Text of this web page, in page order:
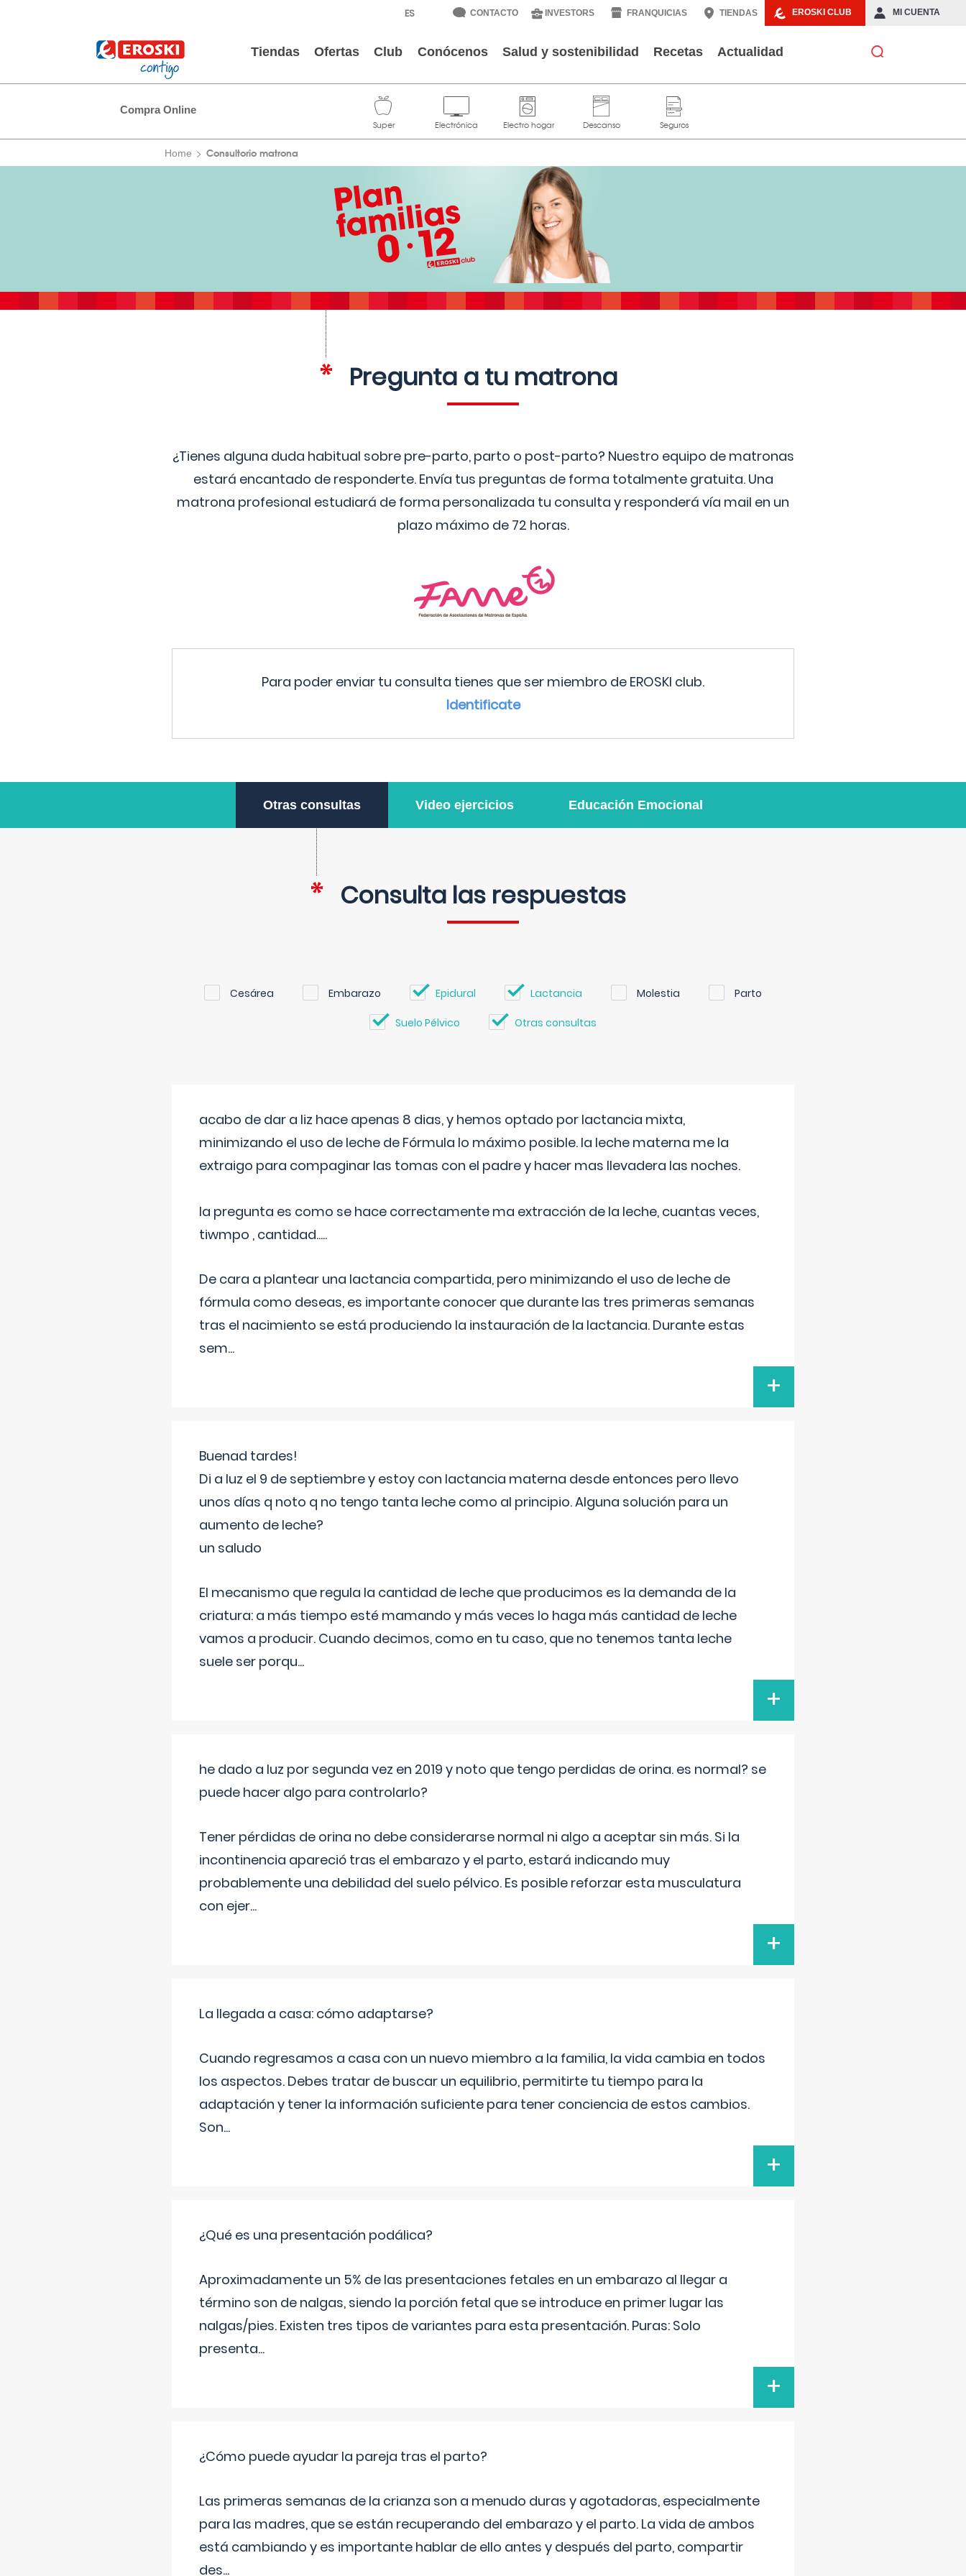
EROSKI CLUB MI CUENTA
CONTACTO INVESTORS FRANQUICIAS TIENDAS
Tiendas Ofertas Club Conócenos Salud y sostenibilidad Recetas Actualidad
Compra Online
Home Consultorio matrona
Pregunta a tu matrona
¿Tienes alguna duda habitual sobre pre-parto, parto o post-parto? Nuestro equipo de matronas
estará encantado de responderte. Envía tus preguntas de forma totalmente gratuita. Una
matrona profesional estudiará de forma personalizada tu consulta y responderá vía mail en un
plazo máximo de 72 horas.
Para poder enviar tu consulta tienes que ser miembro de EROSKI club.
Identificate
Otras consultas Video ejercicios Educación Emocional
Consulta las respuestas
Cesárea Embarazo Epidural Lactancia Molestia Parto
Suelo Pélvico Otras consultas
acabo de dar a liz hace apenas 8 dias, y hemos optado por lactancia mixta,
minimizando el uso de leche de Fórmula lo máximo posible. la leche materna me la
extraigo para compaginar las tomas con el padre y hacer mas llevadera las noches.
la pregunta es como se hace correctamente ma extracción de la leche, cuantas veces,
tiwmpo , cantidad.....
De cara a plantear una lactancia compartida, pero minimizando el uso de leche de
fórmula como deseas, es importante conocer que durante las tres primeras semanas
tras el nacimiento se está produciendo la instauración de la lactancia. Durante estas
sem...
+
Buenad tardes!
Di a luz el 9 de septiembre y estoy con lactancia materna desde entonces pero llevo
unos días q noto q no tengo tanta leche como al principio. Alguna solución para un
aumento de leche?
un saludo
El mecanismo que regula la cantidad de leche que producimos es la demanda de la
criatura: a más tiempo esté mamando y más veces lo haga más cantidad de leche
vamos a producir. Cuando decimos, como en tu caso, que no tenemos tanta leche
suele ser porqu...
+
he dado a luz por segunda vez en 2019 y noto que tengo perdidas de orina. es normal? se
puede hacer algo para controlarlo?
Tener pérdidas de orina no debe considerarse normal ni algo a aceptar sin más. Si la
incontinencia apareció tras el embarazo y el parto, estará indicando muy
probablemente una debilidad del suelo pélvico. Es posible reforzar esta musculatura
con ejer...
+
La llegada a casa: cómo adaptarse?
Cuando regresamos a casa con un nuevo miembro a la familia, la vida cambia en todos
los aspectos. Debes tratar de buscar un equilibrio, permitirte tu tiempo para la
adaptación y tener la información suficiente para tener conciencia de estos cambios.
Son...
+
¿Qué es una presentación podálica?
Aproximadamente un 5% de las presentaciones fetales en un embarazo al llegar a
término son de nalgas, siendo la porción fetal que se introduce en primer lugar las
nalgas/pies. Existen tres tipos de variantes para esta presentación. Puras: Solo
presenta...
+
¿Cómo puede ayudar la pareja tras el parto?
Las primeras semanas de la crianza son a menudo duras y agotadoras, especialmente
para las madres, que se están recuperando del embarazo y el parto. La vida de ambos
está cambiando y es importante hablar de ello antes y después del parto, compartir
des...